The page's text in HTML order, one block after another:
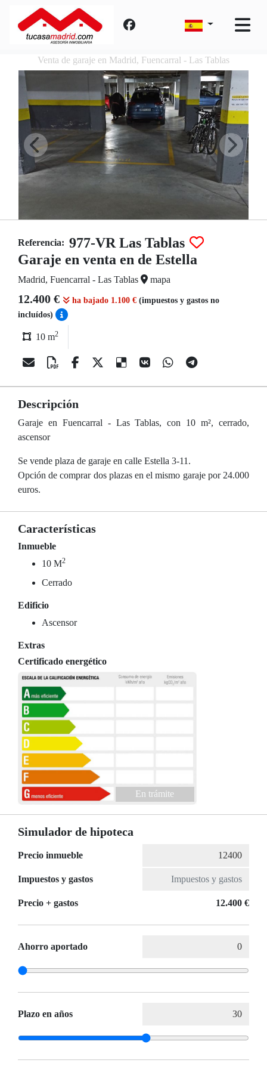
Venta de garaje en Madrid, Fuencarral - Las Tablas
Referencia: 977-VR Las Tablas
Garaje en venta en de Estella
Madrid, Fuencarral - Las Tablas mapa
12.400 € ha bajado 1.100 € (impuestos y gastos no
incluídos)
10 m2
Descripción
Garaje en Fuencarral - Las Tablas, con 10 m², cerrado,
ascensor
Se vende plaza de garaje en calle Estella 3-11.
Opción de comprar dos plazas en el mismo garaje por 24.000
euros.
Características
Inmueble
10 M2
Cerrado
Edificio
Ascensor
Extras
Certificado energético
En trámite
Simulador de hipoteca
Precio inmueble
Impuestos y gastos
Precio + gastos 12.400 €
Ahorro aportado
Plazo en años